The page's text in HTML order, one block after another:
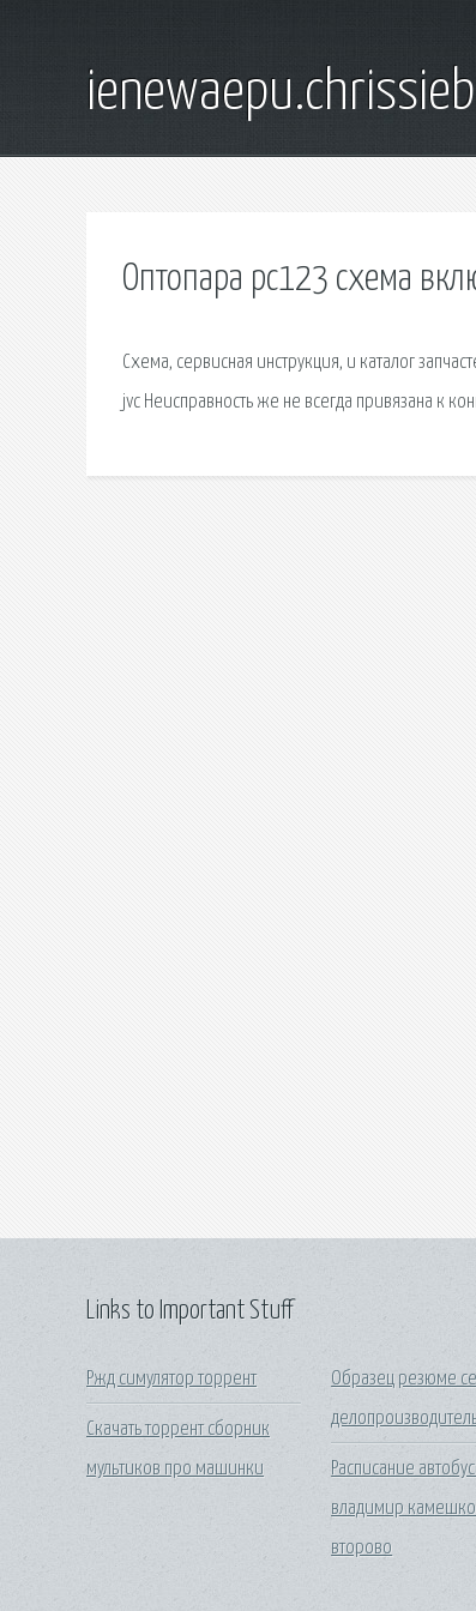
Оптопара pc123 схема
Схема, сервисная инструкция, и каталог
jvc Неисправность же не всегда привязана к
Links to Important Stuff
Ржд симулятор торрент
Скачать торрент сборник
мультиков про машинки
Образец резюме
Расписание
владимир
второво